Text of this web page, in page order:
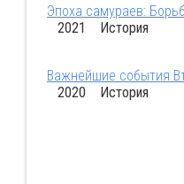
Эпоха самураев:
2021 История
Важнейшие события
2020 История